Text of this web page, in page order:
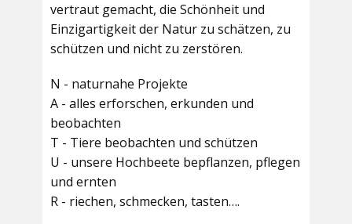
vertraut gemacht, die Schönheit und
Einzigartigkeit der Natur zu schätzen, zu
schützen und nicht zu zerstören.
N - naturnahe Projekte
A - alles erforschen, erkunden und
beobachten
T - Tiere beobachten und schützen
U - unsere Hochbeete bepflanzen, pflegen
und ernten
R - riechen, schmecken, tasten….